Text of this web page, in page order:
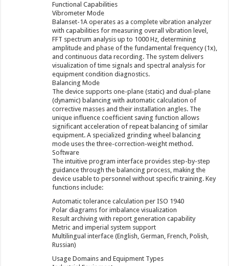
Functional Capabilities
Vibrometer Mode
Balanset-1A operates as a complete vibration analyzer
with capabilities for measuring overall vibration level,
FFT spectrum analysis up to 1000 Hz, determining
amplitude and phase of the fundamental frequency (1x),
and continuous data recording. The system delivers
visualization of time signals and spectral analysis for
equipment condition diagnostics.
Balancing Mode
The device supports one-plane (static) and dual-plane
(dynamic) balancing with automatic calculation of
corrective masses and their installation angles. The
unique influence coefficient saving function allows
significant acceleration of repeat balancing of similar
equipment. A specialized grinding wheel balancing
mode uses the three-correction-weight method.
Software
The intuitive program interface provides step-by-step
guidance through the balancing process, making the
device usable to personnel without specific training. Key
functions include:
Automatic tolerance calculation per ISO 1940
Polar diagrams for imbalance visualization
Result archiving with report generation capability
Metric and imperial system support
Multilingual interface (English, German, French, Polish,
Russian)
Usage Domains and Equipment Types